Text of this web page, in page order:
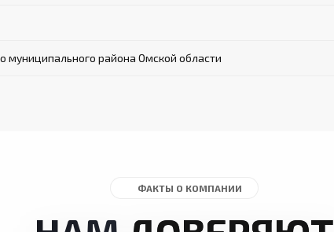
муниципального района Омской области
ФАКТЫ О КОМПАНИИ